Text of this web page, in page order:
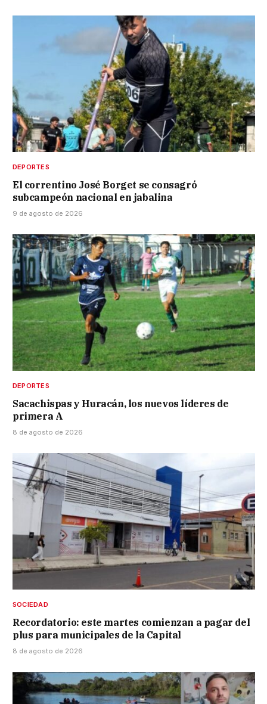
DEPORTES
El correntino José Borget se consagró
subcampeón nacional en jabalina
9 de agosto de 2026
DEPORTES
Sacachispas y Huracán, los nuevos líderes de
primera A
8 de agosto de 2026
SOCIEDAD
Recordatorio: este martes comienzan a pagar del
plus para municipales de la Capital
8 de agosto de 2026